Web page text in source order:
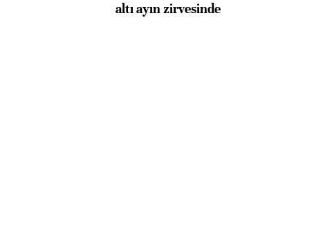
altı ayın zirvesinde